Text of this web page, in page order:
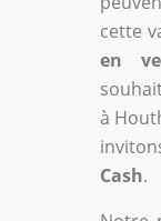
cette
en
à
Cash.